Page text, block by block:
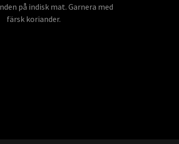
på indisk mat. Garnera med
färsk koriander.